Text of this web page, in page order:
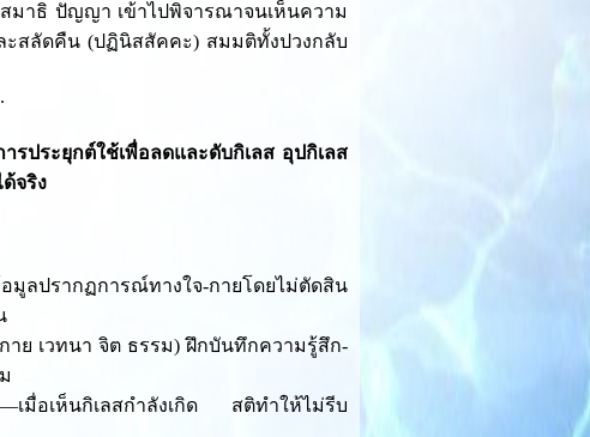
สมาธิ ปัญญา เข้าไปพิจารณาจนเห็นความ
ะสลัดคืน (ปฏินิสสัคคะ) สมมติทั้งปวงกลับ
ระยุกต์ใช้เพื่อลดและดับกิเลส อุปกิเลส
จริง
มูลปรากฏการณ์ทางใจ-กายโดยไม่ตัดสิน
าย เวทนา จิต ธรรม) ฝึกบันทึกความรู้สึก-
เมื่อเห็นกิเลสกำลังเกิด สติทำให้ไม่รีบ